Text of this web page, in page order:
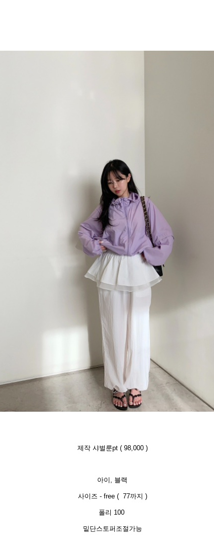
제작 샤벌룬pt ( 98,000 )
아이, 블랙
사이즈 - free ( 77까지 )
폴리 100
밑단스토퍼조절가능